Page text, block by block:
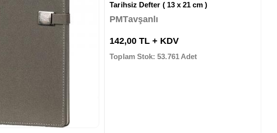
Tarihsiz Defter ( 13 x 21 cm )
PMTavşanlı
142,00 TL + KDV
Toplam Stok: 53.761 Adet